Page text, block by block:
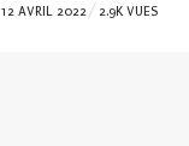
POSTED
12 AVRIL 2022 2.9K VUES